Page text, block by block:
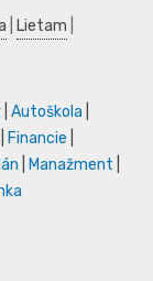
Lietam
Autoškola
Financie
Manažment